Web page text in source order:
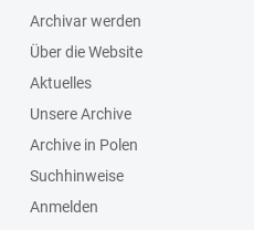
Archivar werden
Über die Website
Aktuelles
Unsere Archive
Archive in Polen
Suchhinweise
Anmelden